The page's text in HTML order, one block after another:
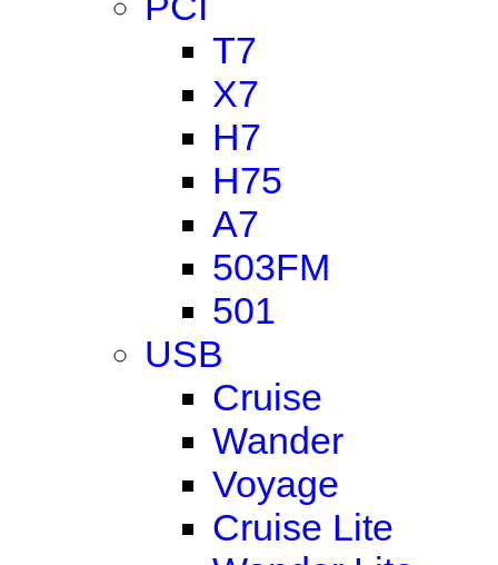
T7
X7
H7
H75
A7
503FM
501
USB
Cruise
Wander
Voyage
Cruise Lite